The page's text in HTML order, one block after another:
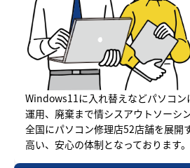
Windows11に入れ替えなどパソコン
運用、廃棄まで情シスアウトソーシ
全国にパソコン修理店52店舗を展開
高い、安心の体制となっております。